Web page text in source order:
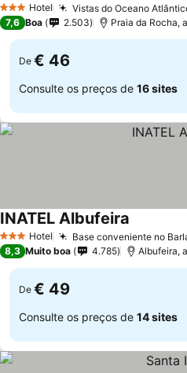
3 EstrelasHotel Vistas do Oceano
7,6 Boa 2.503 Praia da Rocha,
De € 46
Consulte os preços de 16 sites
3 EstrelasHotel Base conveniente no
INATEL Albufeira
8,3 Muito boa 4.785 Albufeira,
De € 49
Consulte os preços de 14 sites